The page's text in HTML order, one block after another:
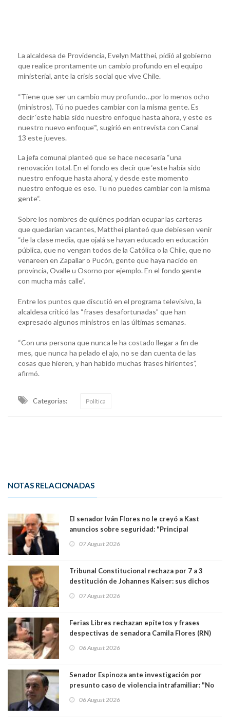
La alcaldesa de Providencia, Evelyn Matthei, pidió al gobierno
que realice prontamente un cambio profundo en el equipo
ministerial, ante la crisis social que vive Chile.
“Tiene que ser un cambio muy profundo…por lo menos ocho
(ministros). Tú no puedes cambiar con la misma gente. Es
decir ‘este había sido nuestro enfoque hasta ahora, y este es
nuestro nuevo enfoque'”, sugirió en entrevista con Canal
13 este jueves.
La jefa comunal planteó que se hace necesaria “una
renovación total. En el fondo es decir que ‘este había sido
nuestro enfoque hasta ahora’, y desde este momento
nuestro enfoque es eso. Tu no puedes cambiar con la misma
gente“.
Sobre los nombres de quiénes podrían ocupar las carteras
que quedarían vacantes, Matthei planteó que debiesen venir
“de la clase media, que ojalá se hayan educado en educación
pública, que no vengan todos de la Católica o la Chile, que no
venareen en Zapallar o Pucón, gente que haya nacido en
provincia, Ovalle u Osorno por ejemplo. En el fondo gente
con mucha más calle”.
Entre los puntos que discutió en el programa televisivo, la
alcaldesa criticó las “frases desafortunadas” que han
expresado algunos ministros en las últimas semanas.
“Con una persona que nunca le ha costado llegar a fin de
mes, que nunca ha pelado el ajo, no se dan cuenta de las
cosas que hieren, y han habido muchas frases hirientes”,
afirmó.
Categorias: Política
NOTAS RELACIONADAS
El senador Iván Flores no le creyó a Kast
anuncios sobre seguridad: "Principal
perseguir ruta del dinero y levantar secreto
07 August 2026
Tribunal Constitucional rechaza por 7 a 3
destitución de Johannes Kaiser: sus dichos
justicia constitucional porque no es diputado
07 August 2026
Ferias Libres rechazan epítetos y frases
despectivas de senadora Camila Flores (RN)
06 August 2026
Senador Espinoza ante investigación por
presunto caso de violencia intrafamiliar: "No
antecedentes a Tribunal Supremo
06 August 2026